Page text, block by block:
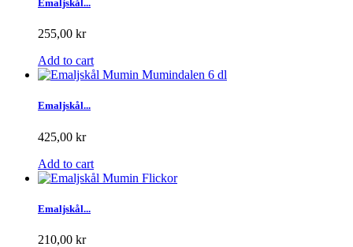
Emaljskål...
255,00 kr
Add to cart
Emaljskål...
425,00 kr
Add to cart
Emaljskål...
210,00 kr